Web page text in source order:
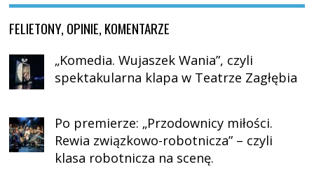
FELIETONY, OPINIE, KOMENTARZE
„Komedia. Wujaszek Wania”, czyli
spektakularna klapa w Teatrze Zagłębia
Po premierze: „Przodownicy miłości.
Rewia związkowo-robotnicza” – czyli
klasa robotnicza na scenę.